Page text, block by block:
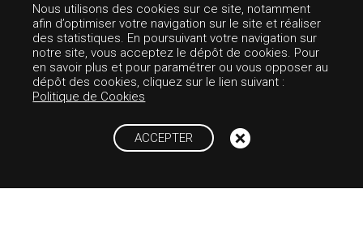
PARFUMS-EPICÉE
POIVRE NOIR HUI
LE ESSENTIELLE I
Nous utilisons des cookies sur ce site, notamment
afin d’optimiser votre navigation sur le site et réaliser
des statistiques. En poursuivant votre navigation sur
notre site, vous acceptez le dépôt de cookies. Pour
en savoir plus et pour paramétrer ou vous opposer au
dépôt des cookies, cliquez sur le lien suivant :
Politique de Cookies
ACCEPTER